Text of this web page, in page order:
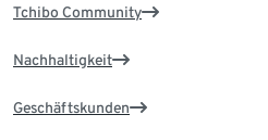
Tchibo Community
Nachhaltigkeit
Geschäftskunden